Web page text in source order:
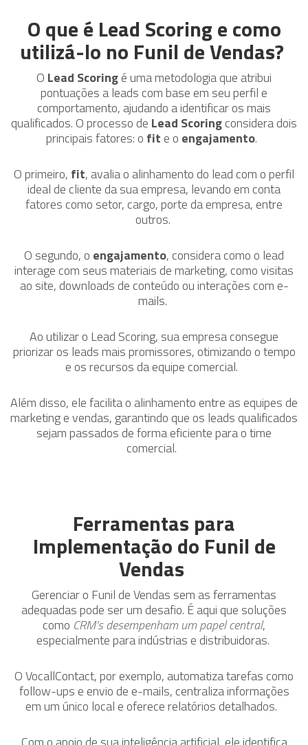
O que é Lead Scoring e como
utilizá-lo no Funil de Vendas?
O Lead Scoringé uma metodologia que atribui
pontuações a leads com base em seu perfil e
comportamento, ajudando a identificar os mais
qualificados. O processo de Lead Scoringconsidera dois
principais fatores: o fit e o engajamento.
O primeiro, fit, avalia o alinhamento do lead com o perfil
ideal de cliente da sua empresa, levando em conta
fatores como setor, cargo, porte da empresa, entre
outros.
O segundo, o engajamento, considera como o lead
interage com seus materiais de marketing, como visitas
ao site, downloads de conteúdo ou interações com e-
mails.
Ao utilizar o Lead Scoring, sua empresa consegue
priorizar os leads mais promissores, otimizando o tempo
e os recursos da equipe comercial.
Além disso, ele facilita o alinhamento entre as equipes de
marketing e vendas, garantindo que os leads qualificados
sejam passados de forma eficiente para o time
comercial.
Ferramentas para
Implementação do Funil de
Vendas
Gerenciar o Funil de Vendas sem as ferramentas
adequadas pode ser um desafio. É aqui que soluções
como CRM’s desempenham um papel central,
especialmente para indústrias e distribuidoras.
O VocallContact, por exemplo, automatiza tarefas como
follow-ups e envio de e-mails, centraliza informações
em um único local e oferece relatórios detalhados.